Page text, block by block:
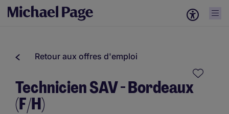
Retour aux offres d'emploi
Technicien SAV - Bordeaux
(F/H)